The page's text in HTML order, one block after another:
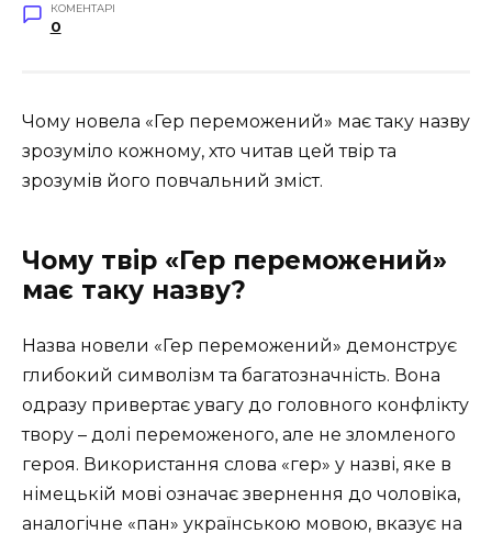
КОМЕНТАРІ
0
Чому новела «Гер переможений» має таку назву
зрозуміло кожному, хто читав цей твір та
зрозумів його повчальний зміст.
Чому твір «Гер переможений»
має таку назву?
Назва новели «Гер переможений» демонструє
глибокий символізм та багатозначність. Вона
одразу привертає увагу до головного конфлікту
твору – долі переможеного, але не зломленого
героя. Використання слова «гер» у назві, яке в
німецькій мові означає звернення до чоловіка,
аналогічне «пан» українською мовою, вказує на